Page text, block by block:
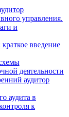
управления.
и
введение
деятельности
аудитор
аудита в
к